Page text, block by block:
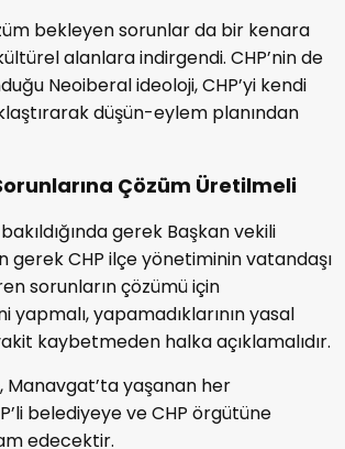
bekleyen sorunlar da bir kenara
alanlara indirgendi. CHP’nin de
Neoiberal ideoloji, CHP’yi kendi
düşün-eylem planından
Çözüm Üretilmeli
gerek Başkan vekili
gerek CHP ilçe yönetiminin vatandaşı
sorunların çözümü için
yapamadıklarının yasal
kaybetmeden halka açıklamalıdır.
Manavgat’ta yaşanan her
belediyeye ve CHP örgütüne
edecektir.